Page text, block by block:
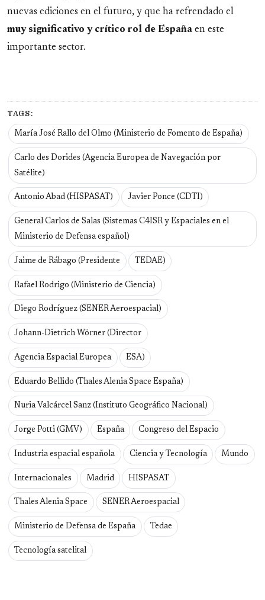
nuevas ediciones en el futuro, y que ha refrendado el
muy significativo y crítico rol de España en este
importante sector.
TAGS:
María José Rallo del Olmo (Ministerio de Fomento de España)
Carlo des Dorides (Agencia Europea de Navegación por
Satélite)
Antonio Abad (HISPASAT) Javier Ponce (CDTI)
General Carlos de Salas (Sistemas C4ISR y Espaciales en el
Ministerio de Defensa español)
Jaime de Rábago (Presidente TEDAE)
Rafael Rodrigo (Ministerio de Ciencia)
Diego Rodríguez (SENER Aeroespacial)
Johann-Dietrich Wörner (Director
Agencia Espacial Europea ESA)
Eduardo Bellido (Thales Alenia Space España)
Nuria Valcárcel Sanz (Instituto Geográfico Nacional)
Jorge Potti (GMV) España Congreso del Espacio
Industria espacial española Ciencia y Tecnología Mundo
Internacionales Madrid HISPASAT
Thales Alenia Space SENER Aeroespacial
Ministerio de Defensa de España Tedae
Tecnología satelital